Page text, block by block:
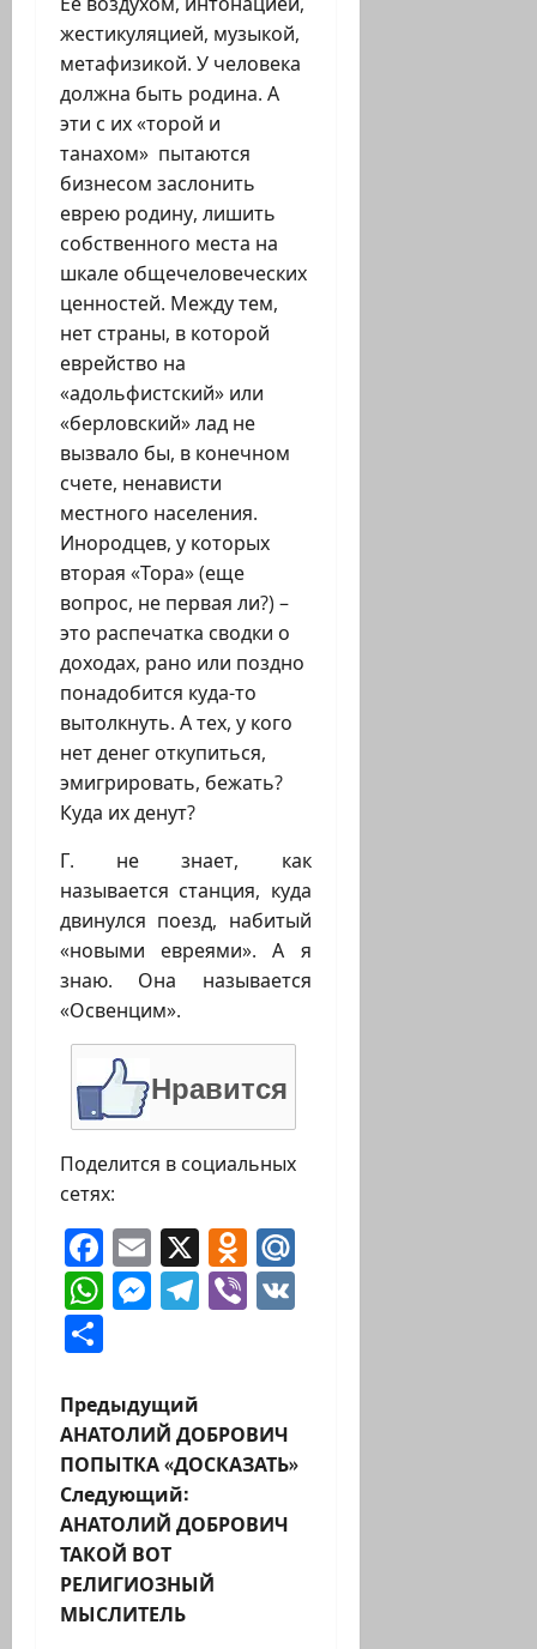
жестикуляцией, музыкой,
метафизикой. У человека
должна быть родина. А
эти с их «торой и
танахом» пытаются
бизнесом заслонить
еврею родину, лишить
собственного места на
шкале общечеловеческих
ценностей. Между тем,
нет страны, в которой
еврейство на
«адольфистский» или
«берловский» лад не
вызвало бы, в конечном
счете, ненависти
местного населения.
Инородцев, у которых
вторая «Тора» (еще
вопрос, не первая ли?) –
это распечатка сводки о
доходах, рано или поздно
понадобится куда-то
вытолкнуть. А тех, у кого
нет денег откупиться,
эмигрировать, бежать?
Куда их денут?
Г. не знает, как
называется станция, куда
двинулся поезд, набитый
«новыми евреями». А я
знаю. Она называется
«Освенцим».
Нравится
Поделится в социальных
сетях:
Facebook
Email
X Odnoklassniki
WhatsApp
Messenger
Telegram
Viber
Н
а
в
и
г
Предыдущий
АНАТОЛИЙ ДОБРОВИЧ
ПОПЫТКА «ДОСКАЗАТЬ»
Следующий:
АНАТОЛИЙ ДОБРОВИЧ
ТАКОЙ ВОТ
РЕЛИГИОЗНЫЙ
МЫСЛИТЕЛЬ